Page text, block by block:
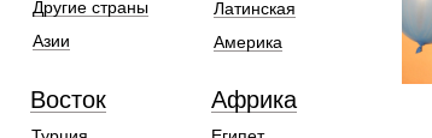
Африка
Латинская
Америка
Другие страны
Азии
Восток